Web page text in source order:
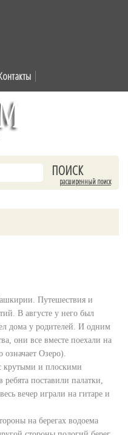
расширенный поиск
Путешествия и
В августе у него был
дома у родителей. И одним
они все вместе поехали на
означает Озеро).
крутыми и плоскими
поставили палатки,
вечер играли на гитаре и
на берегах водоема